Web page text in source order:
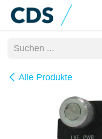
Zum Inhalt springen
Alle Produkte